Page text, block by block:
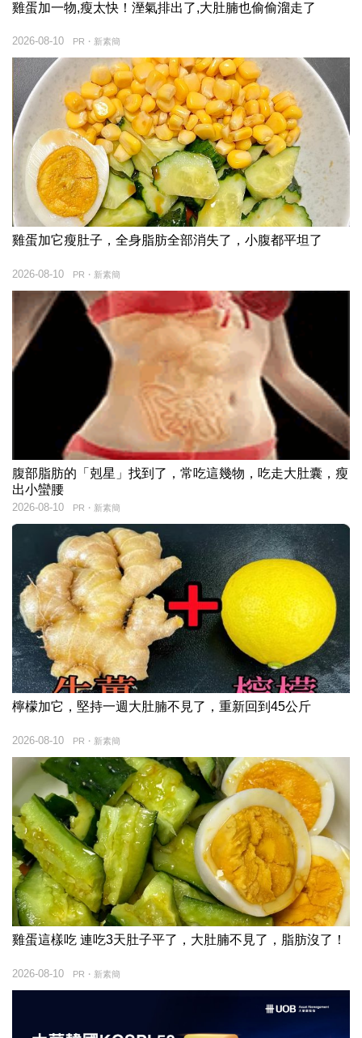
雞蛋加一物,瘦太快！溼氣排出了,大肚腩也偷偷溜走了
PR・新素簡
2026-08-10
雞蛋加它瘦肚子，全身脂肪全部消失了，小腹都平坦了
PR・新素簡
2026-08-10
腹部脂肪的「剋星」找到了，常吃這幾物，吃走大肚囊，瘦
出小蠻腰
PR・新素簡
2026-08-10
檸檬加它，堅持一週大肚腩不見了，重新回到45公斤
PR・新素簡
2026-08-10
雞蛋這樣吃 連吃3天肚子平了，大肚腩不見了，脂肪沒了！
PR・新素簡
2026-08-10